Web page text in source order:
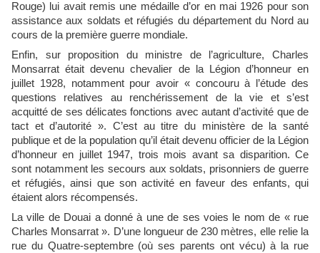
Rouge) lui avait remis une médaille d’or en mai 1926 pour son
assistance aux soldats et réfugiés du département du Nord au
cours de la première guerre mondiale.
Enfin, sur proposition du ministre de l’agriculture, Charles
Monsarrat était devenu chevalier de la Légion d’honneur en
juillet 1928, notamment pour avoir « concouru à l’étude des
questions relatives au renchérissement de la vie et s’est
acquitté de ses délicates fonctions avec autant d’activité que de
tact et d’autorité ». C’est au titre du ministère de la santé
publique et de la population qu’il était devenu officier de la Légion
d’honneur en juillet 1947, trois mois avant sa disparition. Ce
sont notamment les secours aux soldats, prisonniers de guerre
et réfugiés, ainsi que son activité en faveur des enfants, qui
étaient alors récompensés.
La ville de Douai a donné à une de ses voies le nom de « rue
Charles Monsarrat ». D’une longueur de 230 mètres, elle relie la
rue du Quatre-septembre (où ses parents ont vécu) à la rue